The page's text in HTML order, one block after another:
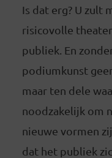
Is dat erg? U zult
risicovolle
publiek. En
podiumkunst
maar ten dele
noodzakelijk om
nieuwe vormen
dat het publiek